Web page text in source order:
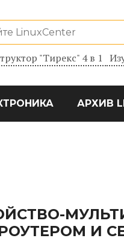
"Тирекс" 4 в 1
АРХИВ
И